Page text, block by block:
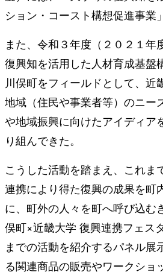
ション・コースト構想促進事業
また、令和３年度（２０２１年
復興知を活⽤した⼈材育成基盤
川俣町をフィールドとして、近
地域（住⺠や事業者等）のニー
や地域振興に向けたアイディア
り組んできた。
こうした活動を踏まえ、これま
連携により得た復興の成果を町
に、町外の人々を町へ呼び込む
俣町×近畿⼤学 復興連携フェス
までの活動を紹介するパネル展
る関連商品の販売やワークショ